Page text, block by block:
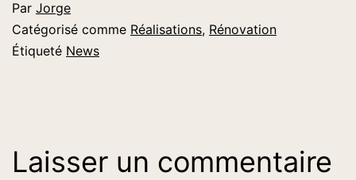
Par Jorge
Catégorisé comme Réalisations, Rénovation
Étiqueté News
Laisser un commentaire